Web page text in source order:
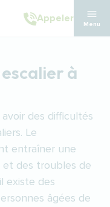
Appeler
Menu
à
des difficultés
Le
entraîner une
et des troubles de
existe des
âgées de